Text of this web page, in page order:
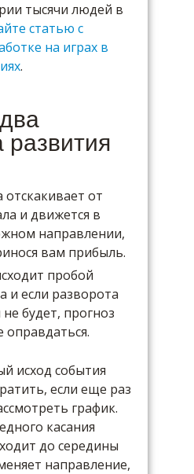
тысячи людей в
статью с
на играх в
.
развития
от
и движется в
направлении,
вам прибыль.
пробой
и если разворота
будет, прогноз
исход события
если еще раз
график.
касания
до середины
направление,